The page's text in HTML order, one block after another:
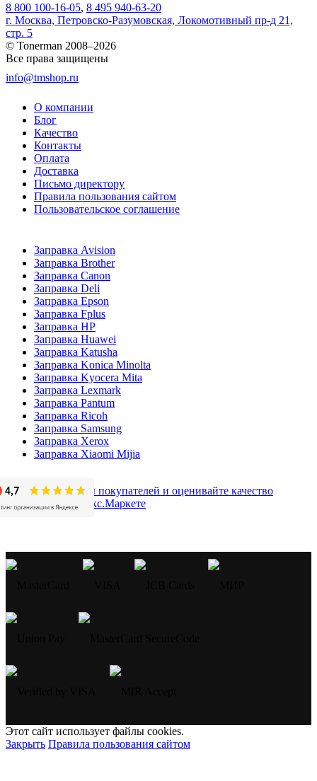
8 800 100-16-05, 8 495 940-63-20
г. Москва, Петровско-Разумовская, Локомотивный пр-д 21,
стр. 5
© Tonerman 2008–2026
Все права защищены
info@tmshop.ru
О компании
Блог
Качество
Контакты
Оплата
Доставка
Письмо директору
Правила пользования сайтом
Пользовательское соглашение
Заправка Avision
Заправка Brother
Заправка Canon
Заправка Deli
Заправка Epson
Заправка Fplus
Заправка HP
Заправка Huawei
Заправка Katusha
Заправка Konica Minolta
Заправка Kyocera Mita
Заправка Lexmark
Заправка Pantum
Заправка Ricoh
Заправка Samsung
Заправка Xerox
Заправка Xiaomi Mijia
Этот сайт использует файлы cookies.
Закрыть Правила пользования сайтом